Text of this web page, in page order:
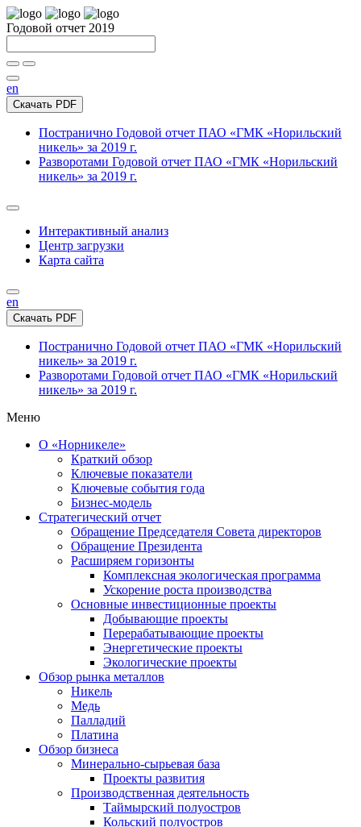
Годовой отчет 2019
en
Скачать PDF
Постранично Годовой отчет ПАО «ГМК «Норильский
никель» за 2019 г.
Разворотами Годовой отчет ПАО «ГМК «Норильский
никель» за 2019 г.
Интерактивный анализ
Центр загрузки
Карта сайта
en
Скачать PDF
Постранично Годовой отчет ПАО «ГМК «Норильский
никель» за 2019 г.
Разворотами Годовой отчет ПАО «ГМК «Норильский
никель» за 2019 г.
Меню
О «Норникеле»
Краткий обзор
Ключевые показатели
Ключевые события года
Бизнес-модель
Стратегический отчет
Обращение Председателя Совета директоров
Обращение Президента
Расширяем горизонты
Комплексная экологическая программа
Ускорение роста производства
Основные инвестиционные проекты
Добывающие проекты
Перерабатывающие проекты
Энергетические проекты
Экологические проекты
Обзор рынка металлов
Никель
Медь
Палладий
Платина
Обзор бизнеса
Минерально-сырьевая база
Проекты развития
Производственная деятельность
Таймырский полуостров
Кольский полуостров